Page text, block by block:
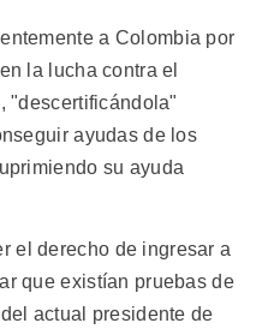
a Colombia por
la lucha contra el
"descertificándola"
ayudas de los
su ayuda
el derecho de ingresar a
que existían pruebas de
actual presidente de